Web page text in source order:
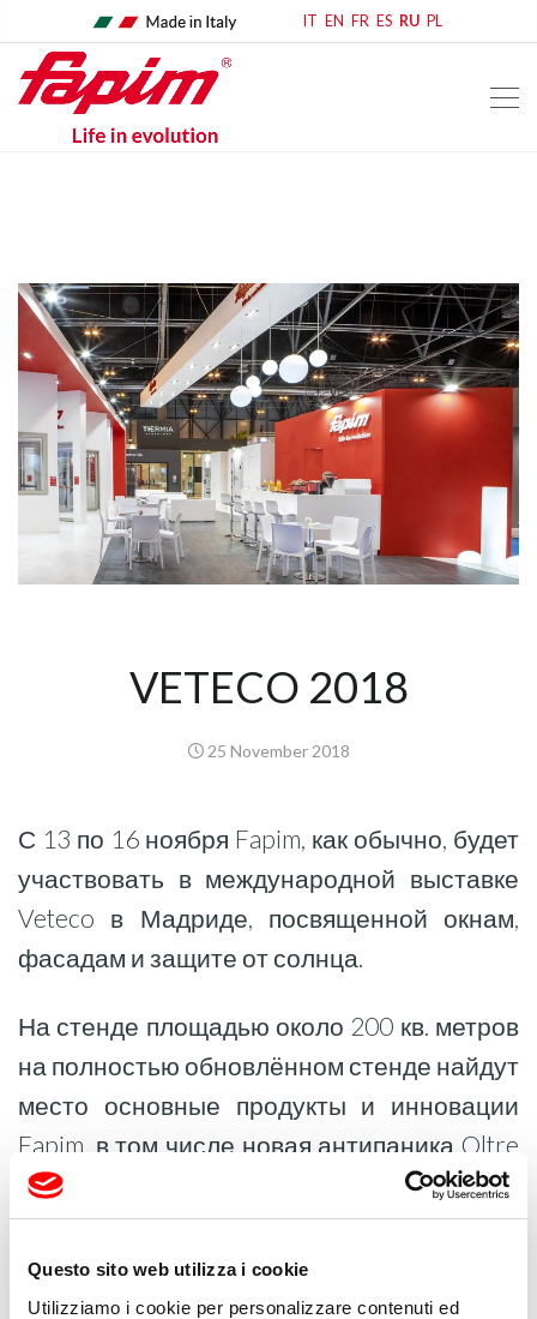
Questo sito web utilizza i cookie
Utilizziamo i cookie per personalizzare contenuti ed
IT EN FR ES RU PL
VETECO 2018
25 November 2018
С 13 по 16 ноября Fapim, как обычно, будет
участвовать в международной выставке
Veteco в Мадриде, посвященной окнам,
фасадам и защите от солнца.
На стенде площадью около 200 кв. метров
на полностью обновлённом стенде найдут
место основные продукты и инновации
Fapim, в том числе новая антипаника Oltre
и подъемно-раздвижная система Luce.
Будем рады видеть вас на стенде 9D06!